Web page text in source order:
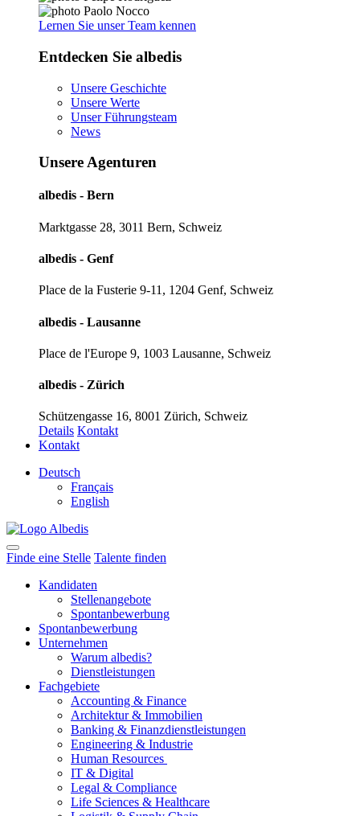
Lernen Sie unser Team kennen
Entdecken Sie albedis
Unsere Geschichte
Unsere Werte
Unser Führungsteam
News
Unsere Agenturen
albedis - Bern
Marktgasse 28, 3011 Bern, Schweiz
albedis - Genf
Place de la Fusterie 9-11, 1204 Genf, Schweiz
albedis - Lausanne
Place de l'Europe 9, 1003 Lausanne, Schweiz
albedis - Zürich
Schützengasse 16, 8001 Zürich, Schweiz
Details Kontakt
Kontakt
Deutsch
Français
English
Finde eine Stelle Talente finden
Kandidaten
Stellenangebote
Spontanbewerbung
Spontanbewerbung
Unternehmen
Warum albedis?
Dienstleistungen
Fachgebiete
Accounting & Finance
Architektur & Immobilien
Banking & Finanzdienstleistungen
Engineering & Industrie
Human Resources
IT & Digital
Legal & Compliance
Life Sciences & Healthcare